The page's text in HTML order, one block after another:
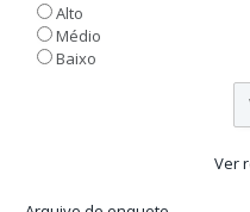
Alto
Médio
Baixo
Ver